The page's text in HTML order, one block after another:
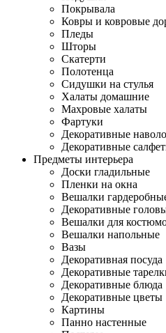
Покрывала
Ковры и ковровые
Пледы
Шторы
Скатерти
Полотенца
Сидушки на стулья
Халаты домашние
Махровые халаты
Фартуки
Декоративные
Декоративные
Предметы интерьера
Доски гладильные
Пленки на окна
Вешалки
Декоративные
Вешалки для
Вешалки напольные
Вазы
Декоративная посуда
Декоративные
Декоративные блюда
Декоративные цветы
Картины
Панно настенные